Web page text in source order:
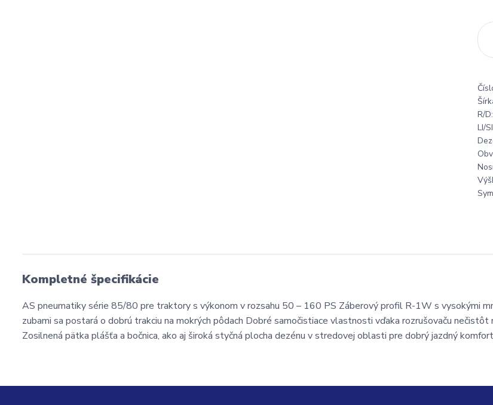
R/D:
LI/
Kompletné špecifikácie
AS pneumatiky série 85/80 pre traktory s výkonom v rozsahu 50 – 160 PS Záberový profil R-1W s vysokými
zubami sa postará o dobrú trakciu na mokrých pôdach Dobré samočistiace vlastnosti vďaka rozrušovaču nečistôt
Zosilnená pätka plášťa a bočnica, ako aj široká styčná plocha dezénu v stredovej oblasti pre dobrý jazdný komfort